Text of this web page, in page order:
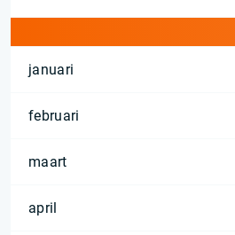
januari
februari
maart
april